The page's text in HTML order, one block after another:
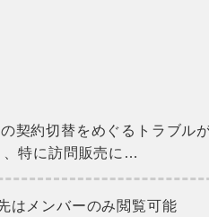
契約切替をめぐるトラブル
、特に訪問販売に…
はメンバーのみ閲覧可能